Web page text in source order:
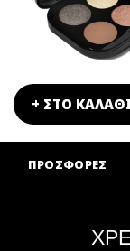
+ ΣΤΟ
ARE YOU A
ΠΡΟΣΦΟΡΕΣ